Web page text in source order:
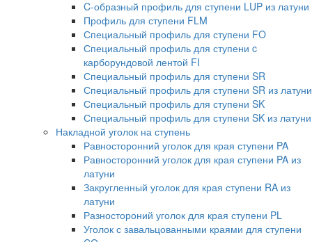
C-образный профиль для ступени LUP из латуни
Профиль для ступени FLM
Специальный профиль для ступени FO
Специальный профиль для ступени c
карборундовой лентой FI
Специальный профиль для ступени SR
Специальный профиль для ступени SR из латуни
Специальный профиль для ступени SK
Специальный профиль для ступени SK из латуни
Накладной уголок на ступень
Равносторонний уголок для края ступени PA
Равносторонний уголок для края ступени PA из
латуни
Закругленный уголок для края ступени RA из
латуни
Разностороний уголок для края ступени PL
Уголок с завальцованными краями для ступени